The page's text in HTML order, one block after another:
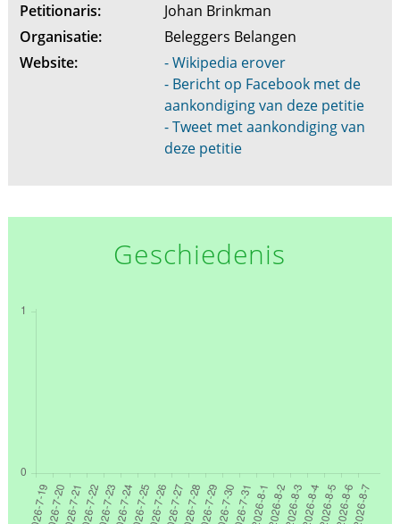
Petitionaris:
Johan Brinkman
Organisatie:
Beleggers Belangen
Website:
- Wikipedia erover
- Bericht op Facebook met de
aankondiging van deze petitie
- Tweet met aankondiging van
deze petitie
Geschiedenis